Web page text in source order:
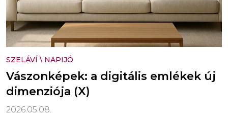
SZELÁVÍ \ NAPIJÓ
Vászonképek: a digitális emlékek új
dimenziója (X)
2026.05.08.